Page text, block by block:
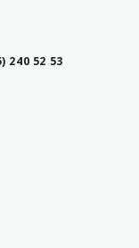
240 52 53